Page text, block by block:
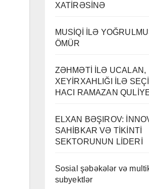
XATİRƏSİNƏ
MUSİQİ İLƏ
ÖMÜR
ZƏHMƏTİ İLƏ UCALAN,
XEYİRXAHLIĞI İLƏ
HACI RAMAZAN
ELXAN BƏŞIROV:
SAHİBKAR VƏ TİKİNTİ
SEKTORUNUN LİDERİ
Sosial şəbəkələr və
subyektlər